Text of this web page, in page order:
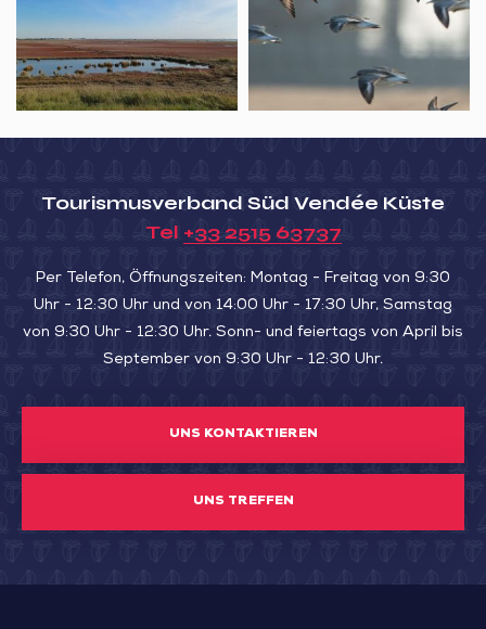
famille
en
Baie
au
fil
saisons
Octobre
oiseaux
de
Belle
Tourismusverband Süd Vendée Küste
Tel +33 2515 63737
Per Telefon, Öffnungszeiten: Montag - Freitag von 9:30
Uhr - 12:30 Uhr und von 14:00 Uhr - 17:30 Uhr, Samstag
von 9:30 Uhr - 12:30 Uhr. Sonn- und feiertags von April bis
September von 9:30 Uhr - 12:30 Uhr.
UNS KONTAKTIEREN
UNS TREFFEN